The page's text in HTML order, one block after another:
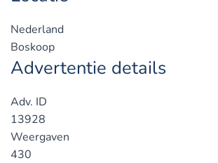
Nederland
Boskoop
Advertentie details
Adv. ID
13928
Weergaven
430